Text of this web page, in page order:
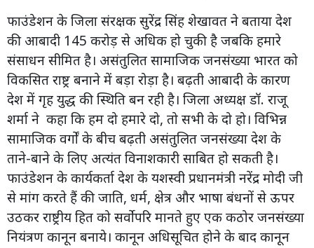
फाउंडेशन के जिला संरक्षक सुरेंद्र सिंह शेखावत ने बताया देश
की आबादी 145 करोड़ से अधिक हो चुकी है जबकि हमारे
संसाधन सीमित है। असंतुलित सामाजिक जनसंख्या भारत को
विकसित राष्ट्र बनाने में बड़ा रोड़ा है। बढ़ती आबादी के कारण
देश में गृह युद्ध की स्थिति बन रही है। जिला अध्यक्ष डॉ. राजू
शर्मा ने कहा कि हम दो हमारे दो, तो सभी के दो हो। विभिन्न
सामाजिक वर्गों के बीच बढ़ती असंतुलित जनसंख्या देश के
ताने-बाने के लिए अत्यंत विनाशकारी साबित हो सकती है।
फाउंडेशन के कार्यकर्ता देश के यशस्वी प्रधानमंत्री नरेंद्र मोदी जी
से मांग करते हैं की जाति, धर्म, क्षेत्र और भाषा बंधनों से ऊपर
उठकर राष्ट्रीय हित को सर्वोपरि मानते हुए एक कठोर जनसंख्या
नियंत्रण कानून बनाये। कानून अधिसूचित होने के बाद कानून